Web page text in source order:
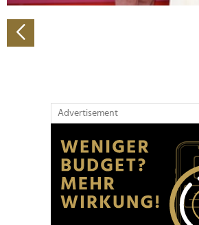
haben oder die sie im Rahmen Ihrer
gesammelt haben.
Advertisement